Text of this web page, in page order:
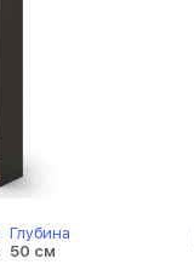
Глубина
50 см